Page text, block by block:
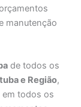
manutenção
de todos os
e Região,
em todos os